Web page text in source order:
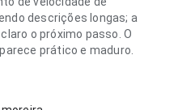
descrições longas; a
o próximo passo. O
prático e maduro.